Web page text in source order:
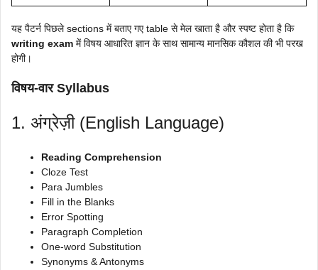
यह पैटर्न पिछले sections में बताए गए table से मेल खाता है और स्पष्ट होता है कि
writing exam में विषय आधारित ज्ञान के साथ सामान्य मानसिक कौशल की भी परख
होगी।
विषय-वार Syllabus
1. अंग्रेज़ी (English Language)
Reading Comprehension
Cloze Test
Para Jumbles
Fill in the Blanks
Error Spotting
Paragraph Completion
One-word Substitution
Synonyms & Antonyms